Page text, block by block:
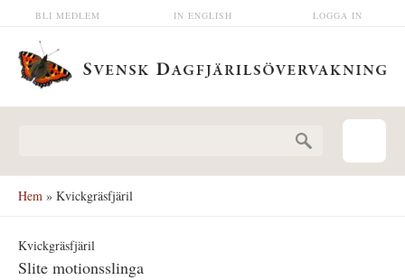
Hoppa till huvudinnehåll LOGGA IN
IN ENGLISH
BLI MEDLEM
Hem » Kvickgräsfjäril
Kvickgräsfjäril
Slite motionsslinga